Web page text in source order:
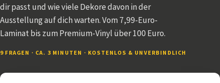
dir passt und wie viele Dekore davon in der
Ausstellung auf dich warten. Vom 7,99-Euro-
Laminat bis zum Premium-Vinyl über 100 Euro.
9 FRAGEN · CA. 3 MINUTEN · KOSTENLOS & UNVERBINDLICH